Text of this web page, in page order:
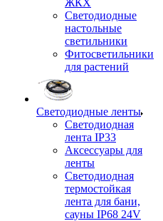
ЖКХ
Светодиодные
настольные
светильники
Фитосветильники
для растений
Светодиодные ленты
Светодиодная
лента IP33
Аксессуары для
ленты
Светодиодная
термостойкая
лента для бани,
сауны IP68 24V